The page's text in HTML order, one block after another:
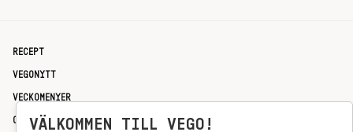
RECEPT
VEGONYTT
VECKOMENYER
OM OSSVÄLKOMMEN TILL VEGO!